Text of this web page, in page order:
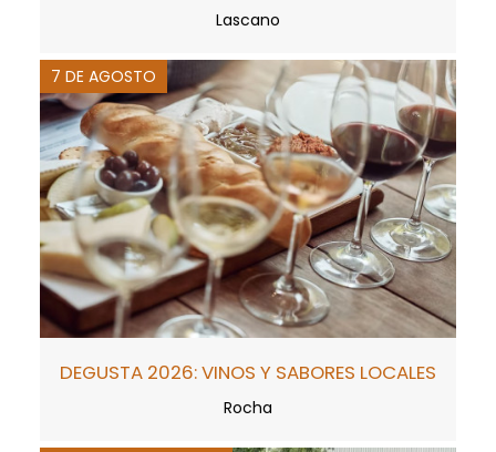
Lascano
7 DE AGOSTO
DEGUSTA 2026: VINOS Y SABORES LOCALES
Rocha